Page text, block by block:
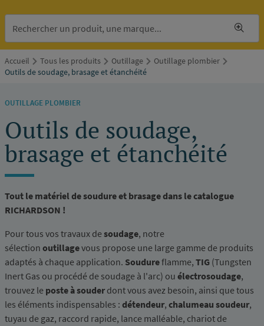
Accueil Tous les produits Outillage
Outillage plombier
Outils de soudage, brasage et étanchéité
OUTILLAGE PLOMBIER
Outils de soudage,
brasage et étanchéité
Tout le matériel de soudure et brasage dans le catalogue
RICHARDSON !
Pour tous vos travaux desoudage, notre
sélection outillagevous propose une large gamme de produits
adaptés à chaque application. Soudureflamme, TIG (Tungsten
Inert Gas ou procédé de soudage à l'arc) ou électrosoudage,
trouvez le poste à souderdont vous avez besoin, ainsi que tous
les éléments indispensables : détendeur, chalumeau soudeur,
tuyau de gaz, raccord rapide, lance malléable, chariot de